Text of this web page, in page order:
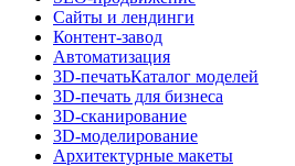
Сайты и лендинги
Контент-завод
Автоматизация
3D-печатьКаталог моделей
3D-печать для бизнеса
3D-сканирование
3D-моделирование
Архитектурные макеты